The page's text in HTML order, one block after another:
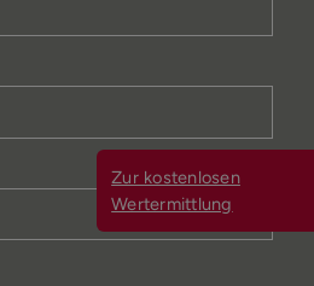
Zur kostenlosen
Wertermittlung